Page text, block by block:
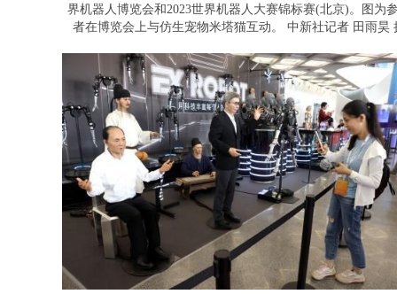
界机器人博览会和2023世界机器人大赛锦标赛(北京)。图为
者在博览会上与仿生宠物米塔猫互动。 中新社记者 田雨昊